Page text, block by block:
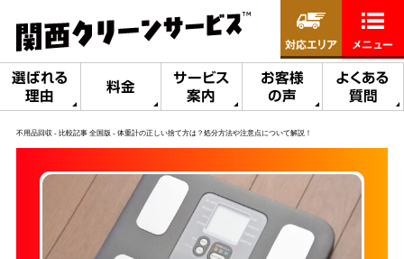
選ばれる
理由
料金
サービス
案内
お客様
の声
よくある
質問
対応エリア メニュー
不用品回収 比較記事 全国版 体重計の正しい捨て方は？処分方法や注意点について解説！